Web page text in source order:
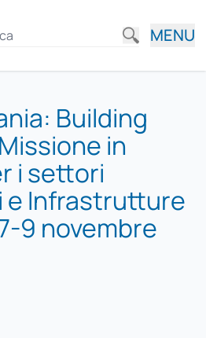
MENU
Building
in
i settori
e Infrastrutture
9 novembre